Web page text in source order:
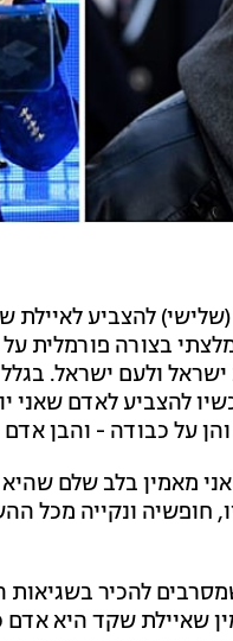
להצביע לאיילת
בצורה פורמלית
ולעם ישראל.
להצביע לאדם
על כבודה - והבן
מאמין בלב שלם
חופשיה ונקייה מכל
להכיר בשגיאות
שאיילת שקד היא